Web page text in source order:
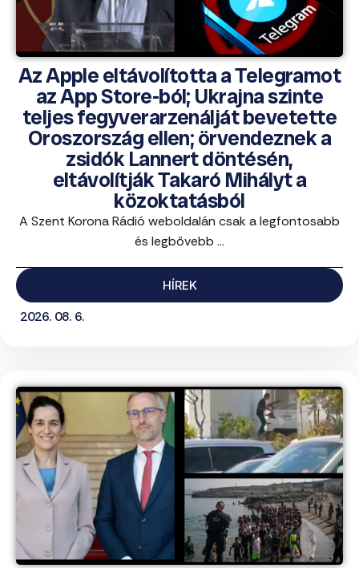
Az Apple eltávolította a Telegramot
az App Store-ból; Ukrajna szinte
teljes fegyverarzenálját bevetette
Oroszország ellen; örvendeznek a
zsidók Lannert döntésén,
eltávolítják Takaró Mihályt a
közoktatásból
A Szent Korona Rádió weboldalán csak a legfontosabb
és legbővebb ...
HÍREK
2026. 08. 6.